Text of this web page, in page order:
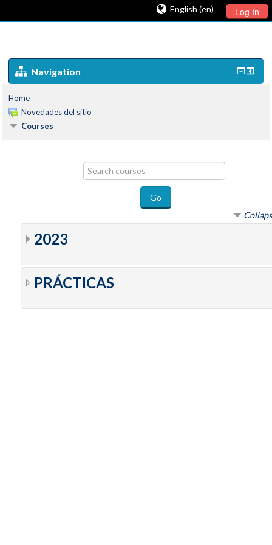
Log In
English (en)
Navigation
Home
Novedades del sitio
Courses
Search
courses
Go
2023
PRÁCTICAS